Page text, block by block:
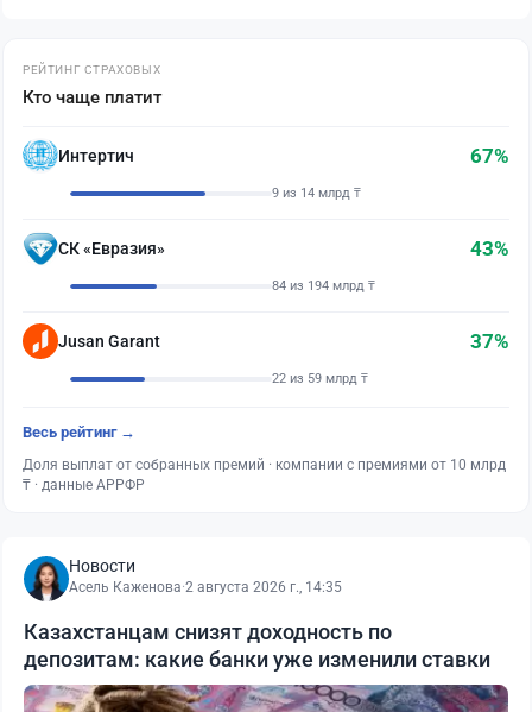
РЕЙТИНГ СТРАХОВЫХ
Кто чаще платит
Интертич 67%
9 из 14 млрд ₸
СК «Евразия» 43%
84 из 194 млрд ₸
Jusan Garant 37%
22 из 59 млрд ₸
Весь рейтинг →
Доля выплат от собранных премий · компании с премиями от 10 млрд
₸ · данные АРРФР
Новости
Асель Каженова·2 августа 2026 г., 14:35
Казахстанцам снизят доходность по
депозитам: какие банки уже изменили ставки